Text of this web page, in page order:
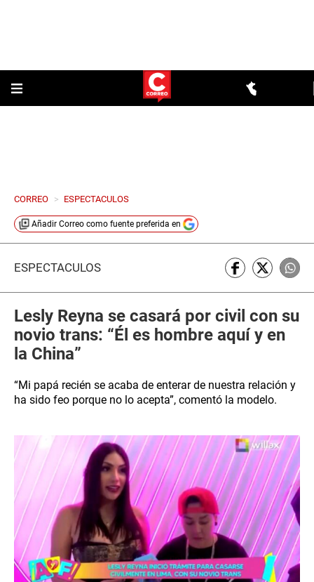
CORREO > ESPECTACULOS
Añadir Correo como fuente preferida en
ESPECTÁCULOS
Lesly Reyna se casará por civil con su
novio trans: “Él es hombre aquí y en
la China”
“Mi papá recién se acaba de enterar de nuestra relación y
ha sido feo porque no lo acepta”, comentó la modelo.